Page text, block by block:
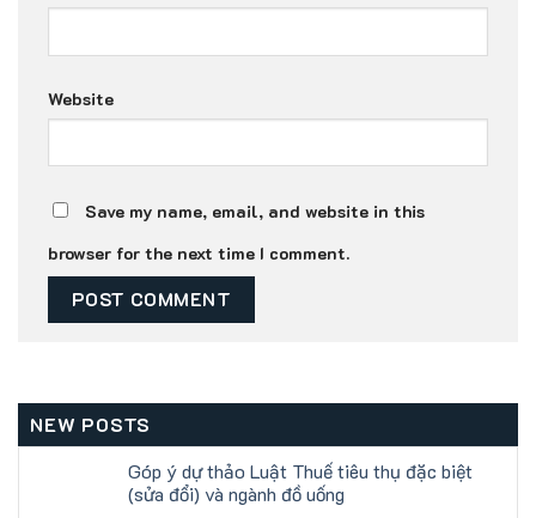
Website
Save my name, email, and website in this
browser for the next time I comment.
NEW POSTS
Góp ý dự thảo Luật Thuế tiêu thụ đặc biệt
(sửa đổi) và ngành đồ uống